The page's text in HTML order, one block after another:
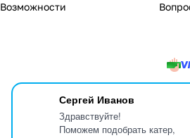
Сергей Иванов
Здравствуйте!
Поможем подобрать катер,
Возможности